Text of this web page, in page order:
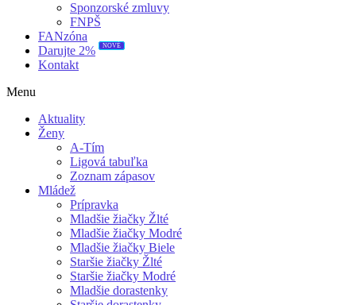
Sponzorské zmluvy
FNPŠ
FANzóna
Darujte 2%
NOVÉ
Kontakt
Menu
Aktuality
Ženy
A-Tím
Ligová tabuľka
Zoznam zápasov
Mládež
Prípravka
Mladšie žiačky Žlté
Mladšie žiačky Modré
Mladšie žiačky Biele
Staršie žiačky Žlté
Staršie žiačky Modré
Mladšie dorastenky